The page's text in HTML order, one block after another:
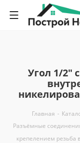
Угол 1/2"
Главная -
Разъёмные
крепелением резьба